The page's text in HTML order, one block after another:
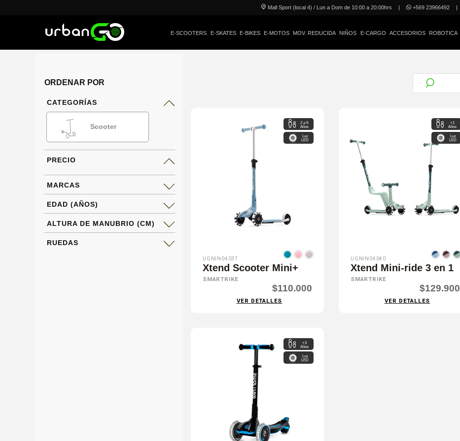
Mall Sport (local 4) / Lun a Dom de 10:00 a 20:00hrs | +569 23966492 |
E-SCOOTERS E-SKATES E-BIKES E-MOTOS MOV. REDUCIDA NIÑOS E-CARGO ACCESORIOS ROBOTICA
ORDENAR POR
CATEGORÍAS
Scooter
PRECIO
MARCAS
EDAD (AÑOS)
ALTURA DE MANUBRIO (CM)
RUEDAS
2 a 9
Años
Luz
LED
UGNIN04037
Xtend Scooter Mini+
SMARTRIKE
$110.000
VER DETALLES
+1
Años
Luz
LED
UGNIN04040
Xtend Mini-ride 3 en 1
SMARTRIKE
$129.900
VER DETALLES
+3
Años
Luz
LED